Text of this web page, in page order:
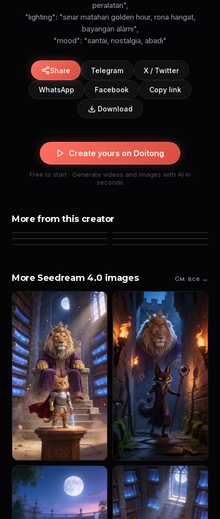
peralatan",
"lighting": "sinar matahari golden hour, rona hangat,
bayangan alami",
Share Telegram X / Twitter
WhatsApp Facebook Copy link
Download
Create yours on Doitong
Free to start · Generate videos and images with AI in
seconds
More from this creator
More Seedream 4.0 images См. все →